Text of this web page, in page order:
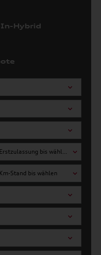
Hybrid
Erstzulassung bis wählen
Km-Stand bis wählen